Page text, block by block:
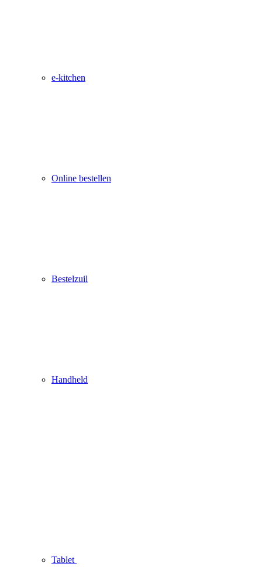
e-kitchen
Online bestellen
Bestelzuil
Handheld
Tablet